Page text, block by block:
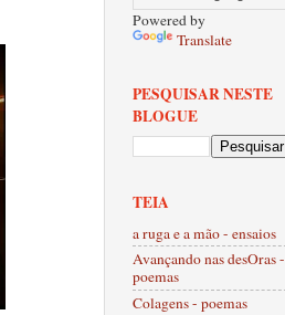
Powered by
Translate
PESQUISAR NESTE
BLOGUE
TEIA
a ruga e a mão - ensaios
Avançando nas desOras -
poemas
Colagens - poemas